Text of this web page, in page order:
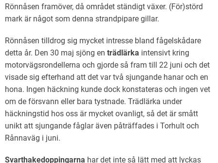
Rönnåsen framöver, då området ständigt växer. (För)störd
mark är något som denna strandpipare gillar.
Rönnåsen tilldrog sig mycket intresse bland fågelskådare
detta år. Den 30 maj sjöng en trädlärka intensivt kring
motorvägsrondellerna och gjorde så fram till 22 juni och det
visade sig efterhand att det var två sjungande hanar och en
hona. Ingen häckning kunde dock konstateras och ingen vet
om de försvann eller bara tystnade. Trädlärka under
häckningstid hos oss är mycket ovanligt, så det är smått
unikt att sjungande fåglar även påträffades i Torhult och
Rånnaväg i juni.
Svarthakedoppingarna har det inte så lätt med att lyckas